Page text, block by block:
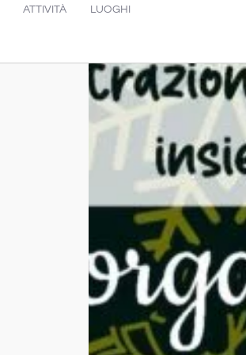
ATTIVITÀ LUOGHI